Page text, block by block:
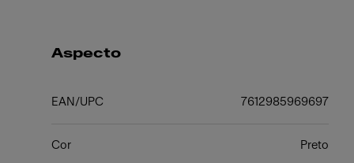
Aspecto
EAN/UPC 7612985969697
Cor Preto